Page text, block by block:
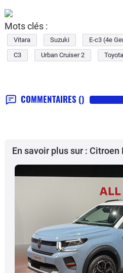
Mots clés :
Vitara Suzuki E-c3 (4e
C3
Urban Cruiser 2 Toyota
COMMENTAIRES ()
En savoir plus sur : Citroen